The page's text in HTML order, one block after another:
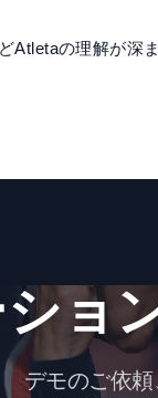
Atletaの理解が深
ョ
デモのご依頼